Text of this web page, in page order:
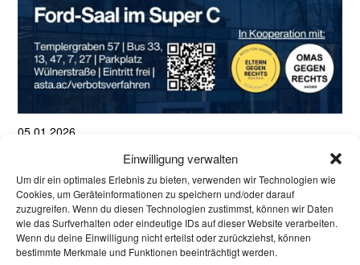
Einwilligung verwalten
Um dir ein optimales Erlebnis zu bieten, verwenden wir Technologien wie
Cookies, um Geräteinformationen zu speichern und/oder darauf
zuzugreifen. Wenn du diesen Technologien zustimmst, können wir Daten
wie das Surfverhalten oder eindeutige IDs auf dieser Website verarbeiten.
Wenn du deine Einwilligung nicht erteilst oder zurückziehst, können
bestimmte Merkmale und Funktionen beeinträchtigt werden.
05.01.2026
AfD-Verbotsverfahren jetzt? Thomas Kutschaty
ehem. Justizminister des Landes NRW Vortrag
und Diskussion zu den rechtlichen
Rahmenbedingungen eines Prüfverfahrens beim
Bundesverfassungsgericht und möglichen